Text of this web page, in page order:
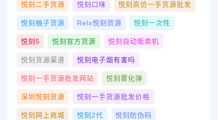
悦刻二手货源 悦刻口味 悦刻高仿一手货源批发
悦刻柚子货源 Relx悦刻货源 悦刻一次性
悦刻5 悦刻官方货源 悦刻自动贩卖机
悦刻货源渠道 悦刻电子烟有害吗
悦刻一手货源批发网站 悦刻雾化弹
深圳悦刻货源 悦刻一手货源批发价格
悦刻网上商城 悦刻2代 悦刻防伪码